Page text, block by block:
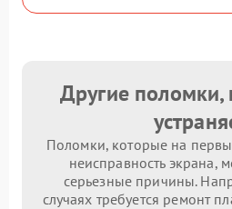
Другие
Поломки, которые на
неисправность экрана,
серьезные причины.
случаях требуется ремонт